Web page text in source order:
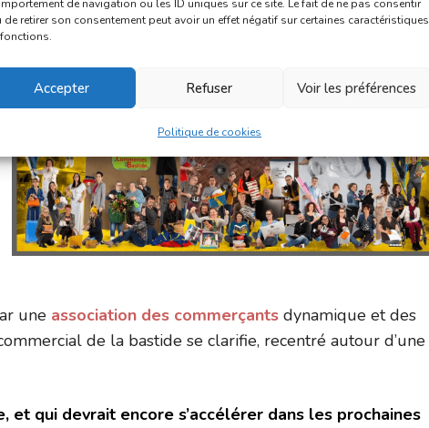
de navigation ou les ID uniques sur ce site. Le fait de ne pas consentir
de retirer son consentement peut avoir un effet négatif sur certaines caractéristiques
Accepter Refuser Voir les préférences
Politique de cookies
une association des commerçants dynamique et des
de la bastide se clarifie, recentré autour d’une
et qui devrait encore s’accélérer dans les prochaines